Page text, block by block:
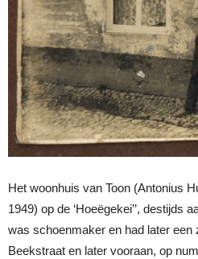
Het woonhuis van Toon (Antonius
1949) op de ‘Hoeëgekei’’, destijds
was schoenmaker en had later een
Beekstraat en later vooraan, op